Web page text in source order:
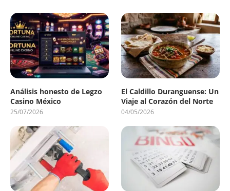
Análisis honesto de Legzo
Casino México
25/07/2026
El Caldillo Duranguense: Un
Viaje al Corazón del Norte
04/05/2026